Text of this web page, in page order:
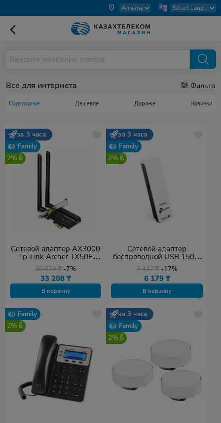
Все для интернета Фильтр
Популярное Дешевле Дороже Новинки
за 3 часа
Family
2%
Сетевой адаптер AX3000
Tp-Link Archer TX50E
Bluetooth 5.0
35 879₸ -7%
33 208 ₸
В корзину
за 3 часа
Family
2%
Сетевой адаптер
беспроводной USB 150M
Tp-Link TL-WN727N
7 447₸ -17%
6 179 ₸
В корзину
Family
2%
за 3 часа
Family
2%